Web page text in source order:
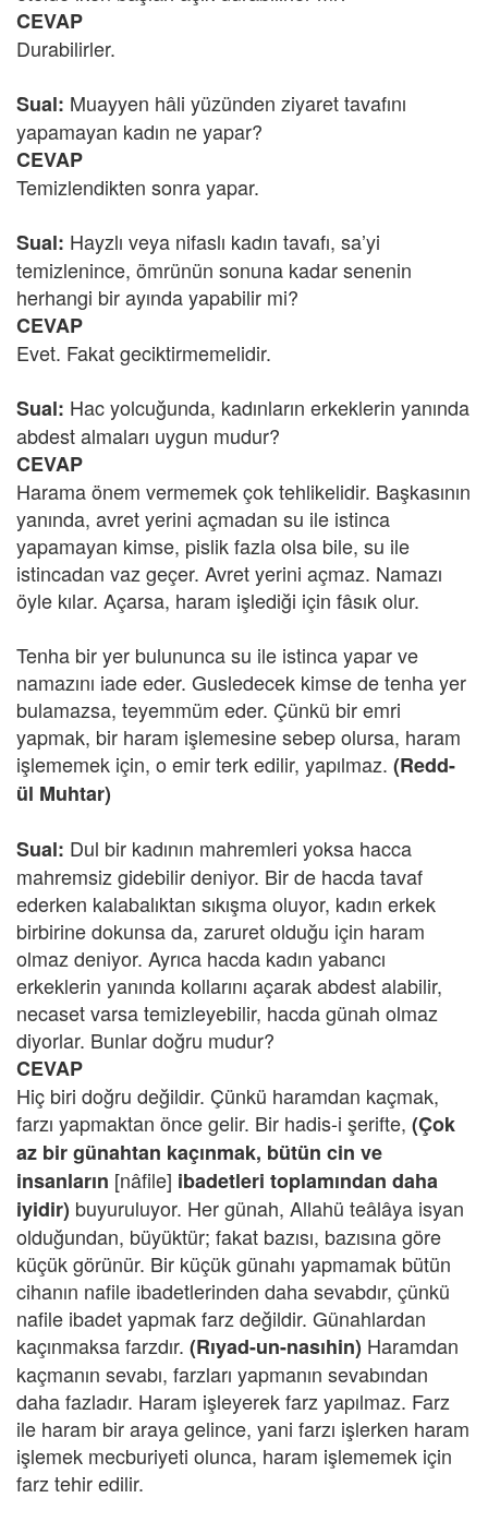
CEVAP
Durabilirler.
Sual: Muayyen hâli yüzünden ziyaret tavafını
yapamayan kadın ne yapar?
CEVAP
Temizlendikten sonra yapar.
Sual: Hayzlı veya nifaslı kadın tavafı, sa’yi
temizlenince, ömrünün sonuna kadar senenin
herhangi bir ayında yapabilir mi?
CEVAP
Evet. Fakat geciktirmemelidir.
Sual: Hac yolcuğunda, kadınların erkeklerin yanında
abdest almaları uygun mudur?
CEVAP
Harama önem vermemek çok tehlikelidir. Başkasının
yanında, avret yerini açmadan su ile istinca
yapamayan kimse, pislik fazla olsa bile, su ile
istincadan vaz geçer. Avret yerini açmaz. Namazı
öyle kılar. Açarsa, haram işlediği için fâsık olur.
Tenha bir yer bulununca su ile istinca yapar ve
namazını iade eder. Gusledecek kimse de tenha yer
bulamazsa, teyemmüm eder. Çünkü bir emri
yapmak, bir haram işlemesine sebep olursa, haram
işlememek için, o emir terk edilir, yapılmaz. (Redd-
ül Muhtar)
Sual: Dul bir kadının mahremleri yoksa hacca
mahremsiz gidebilir deniyor. Bir de hacda tavaf
ederken kalabalıktan sıkışma oluyor, kadın erkek
birbirine dokunsa da, zaruret olduğu için haram
olmaz deniyor. Ayrıca hacda kadın yabancı
erkeklerin yanında kollarını açarak abdest alabilir,
necaset varsa temizleyebilir, hacda günah olmaz
diyorlar. Bunlar doğru mudur?
CEVAP
Hiç biri doğru değildir. Çünkü haramdan kaçmak,
farzı yapmaktan önce gelir. Bir hadis-i şerifte, (Çok
az bir günahtan kaçınmak, bütün cin ve
insanların [nâfile] ibadetleri toplamından daha
iyidir) buyuruluyor. Her günah, Allahü teâlâya isyan
olduğundan, büyüktür; fakat bazısı, bazısına göre
küçük görünür. Bir küçük günahı yapmamak bütün
cihanın nafile ibadetlerinden daha sevabdır, çünkü
nafile ibadet yapmak farz değildir. Günahlardan
kaçınmaksa farzdır. (Rıyad-un-nasıhin) Haramdan
kaçmanın sevabı, farzları yapmanın sevabından
daha fazladır. Haram işleyerek farz yapılmaz. Farz
ile haram bir araya gelince, yani farzı işlerken haram
işlemek mecburiyeti olunca, haram işlememek için
farz tehir edilir.